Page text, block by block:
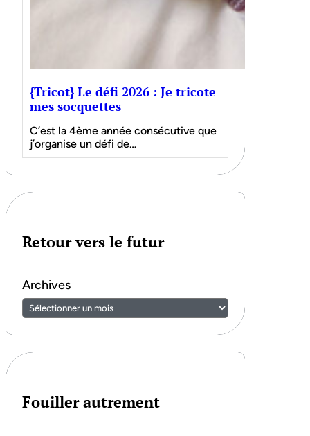
{Tricot} Le défi 2026 : Je tricote
mes socquettes
C’est la 4ème année consécutive que
j’organise un défi de…
Retour vers le futur
Archives
Fouiller autrement